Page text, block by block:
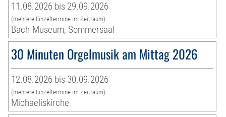
11.08.2026 bis 29.09.2026
(mehrere Einzeltermine im Zeitraum)
Bach-Museum, Sommersaal
30 Minuten Orgelmusik am Mittag 2026
12.08.2026 bis 30.09.2026
(mehrere Einzeltermine im Zeitraum)
Michaeliskirche